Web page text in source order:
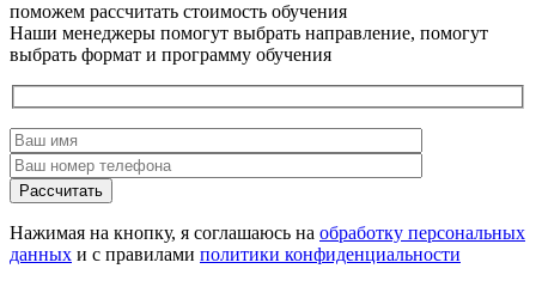
поможем рассчитать стоимость обучения
Наши менеджеры помогут выбрать направление, помогут
выбрать формат и программу обучения
Рассчитать
Нажимая на кнопку, я соглашаюсь на обработку персональных
данных и с правилами политики конфиденциальности